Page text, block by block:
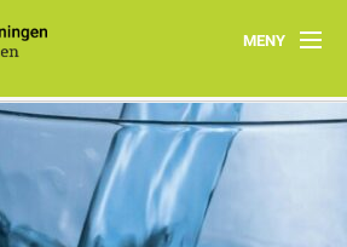
MENY
Hem
Verksamhetsberättelser